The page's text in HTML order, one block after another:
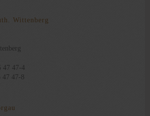
Wittenberg
47 47-4
47 47-8